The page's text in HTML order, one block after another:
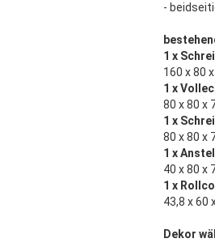
-
1 x
160 x 80
1 x
80 x 80 x
1 x
80 x 80 x
1 x
40 x 80 x
1 x
43,8 x 60
Dekor